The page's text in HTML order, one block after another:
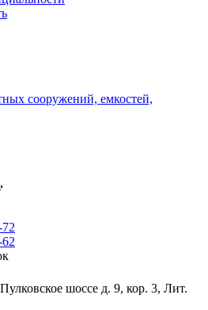
сооружений, емкостей,
шоссе д. 9, кор. 3, Лит.